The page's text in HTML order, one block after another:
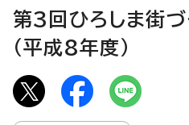
第3回ひろしま街づ
（平成8年度）